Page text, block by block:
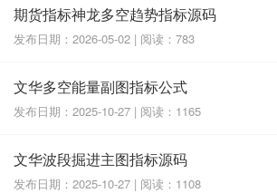
期货指标神龙多空趋势指标源码
发布日期：2026-05-02 | 阅读：783
文华多空能量副图指标公式
发布日期：2025-10-27 | 阅读：1165
文华波段掘进主图指标源码
发布日期：2025-10-27 | 阅读：1108